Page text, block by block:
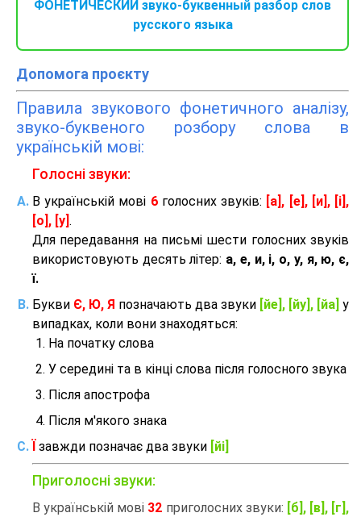
ФОНЕТИЧЕСКИЙ звуко-буквенный разбор слов
русского языка
Допомога проєкту
Правила звукового фонетичного аналізу,
звуко-буквеного розбору слова в
українській мові:
Голосні звуки:
В українській мові 6голосних звуків:
[а], [е], [и], [і],
[о], [у] .
Для передавання на письмі шести голосних звуків
використовують десять літер: а, е, и, і, о, у, я, ю, є,
ї.
Букви Є, Ю, Я позначають два звуки [йе], [йу], [йа] у
випадках, коли вони знаходяться:
На початку слова
У середині та в кінці слова після голосного звука
Після апострофа
Після м'якого знака
завжди позначає два звуки [йі]
Приголосні звуки:
В українській мові 32 приголосних звуки: [б], [в], [г],